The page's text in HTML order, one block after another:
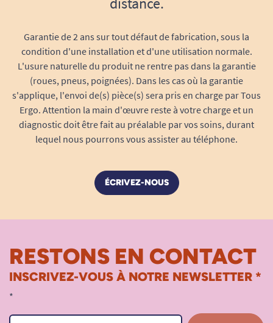
Garantie de 2 ans sur tout défaut de fabrication, sous la
condition d'une installation et d'une utilisation normale.
L'usure naturelle du produit ne rentre pas dans la garantie
(roues, pneus, poignées). Dans les cas où la garantie
s'applique, l'envoi de(s) pièce(s) sera pris en charge par Tous
Ergo. Attention la main d'œuvre reste à votre charge et un
diagnostic doit être fait au préalable par vos soins, durant
lequel nous pourrons vous assister au téléphone.
ÉCRIVEZ-NOUS
RESTONS EN CONTACT
INSCRIVEZ-VOUS À NOTRE NEWSLETTER *
*